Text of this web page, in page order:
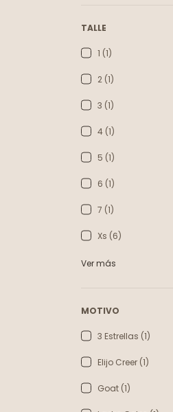
TALLE
1 (1)
2 (1)
3 (1)
4 (1)
5 (1)
6 (1)
7 (1)
Xs (6)
Ver más
MOTIVO
3 Estrellas (1)
Elijo Creer (1)
Goat (1)